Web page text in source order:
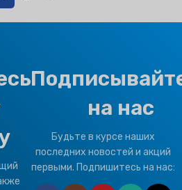
на нас
Будьте в курсе наших
последних новостей и акций
первыми. Подпишитесь на нас: